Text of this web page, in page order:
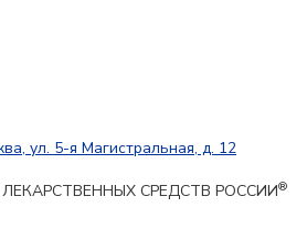
ул. 5-я Магистральная, д. 12
ЛЕКАРСТВЕННЫХ СРЕДСТВ РОССИИ®